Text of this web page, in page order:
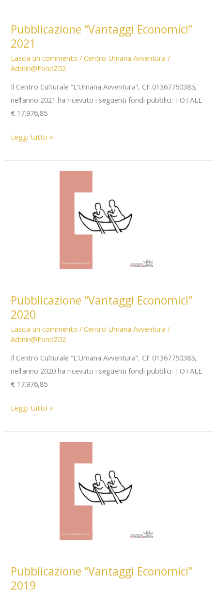
Pubblicazione “Vantaggi Economici”
2021
Lascia un commento /Centro Umana Avventura /
Admin@FondZ02
Il Centro Culturale “L’Umana Avventura”, CF 01367750385,
nell’anno 2021 ha ricevuto i seguenti fondi pubblici: TOTALE
€ 17.976,85
Pubblicazione
Economici”
Leggi tutto »
Pubblicazione “Vantaggi Economici”
2020
Lascia un commento /Centro Umana Avventura /
Admin@FondZ02
Il Centro Culturale “L’Umana Avventura”, CF 01367750385,
nell’anno 2020 ha ricevuto i seguenti fondi pubblici: TOTALE
€ 17.976,85
Pubblicazione
Economici”
Leggi tutto »
Pubblicazione “Vantaggi Economici”
2019